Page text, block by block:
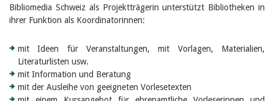
Bibliotheksangebote
Bibliosuisse
Rezensionen
Schweizer Literatur
Alle Tags
Autoren
Bibliomedia Schweiz als Projektträgerin unterstützt Bibliotheken in
ihrer Funktion als Koordinatorinnen:
mit Ideen für Veranstaltungen, mit Vorlagen, Materialien,
Literaturlisten usw.
mit Information und Beratung
mit der Ausleihe von geeigneten Vorlesetexten